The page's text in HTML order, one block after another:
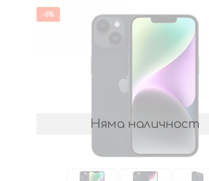
Няма наличност
-6%